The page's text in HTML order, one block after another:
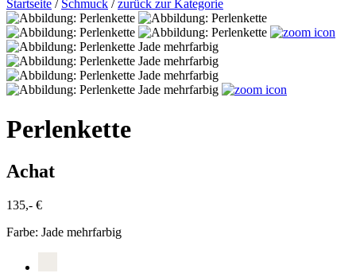
Startseite / Schmuck /zurück zur Kategorie
Perlenkette
Achat
135,- €
Farbe: Jade mehrfarbig